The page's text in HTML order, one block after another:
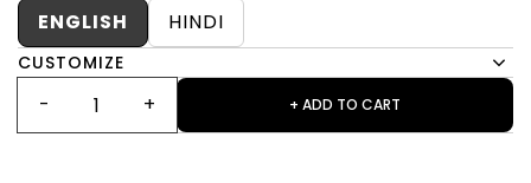
ENGLISH HINDI
CUSTOMIZE
+ ADD TO CART